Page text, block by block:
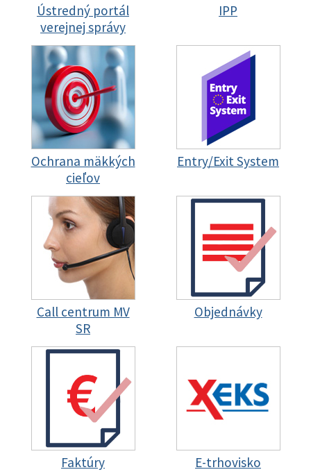
Ústredný portál
verejnej správy
IPP
Ochrana mäkkých
cieľov
Entry/Exit System
Call centrum MV
SR
Objednávky
Faktúry E-trhovisko